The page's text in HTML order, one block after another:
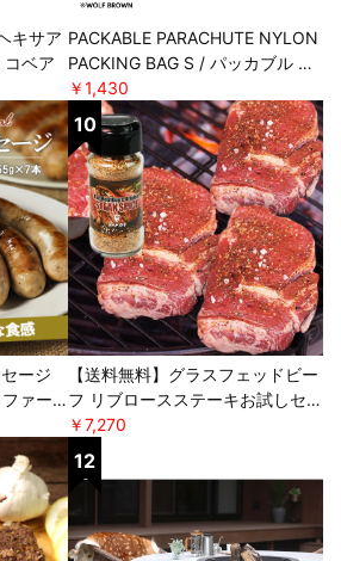
キサア
コベア
PACKABLE PARACHUTE NYLON
PACKING BAG S / パッカブル パ
ラシュートナイロンパッキングバ
ッグ エス POST GENERAL
￥1,430
ージ
ァー
ートガ
【送料無料】グラスフェッドビー
フ リブロースステーキお試しセッ
ト オリジナルスパイス付き ＊軽
減税率対象 [ミートガイ]
￥7,270